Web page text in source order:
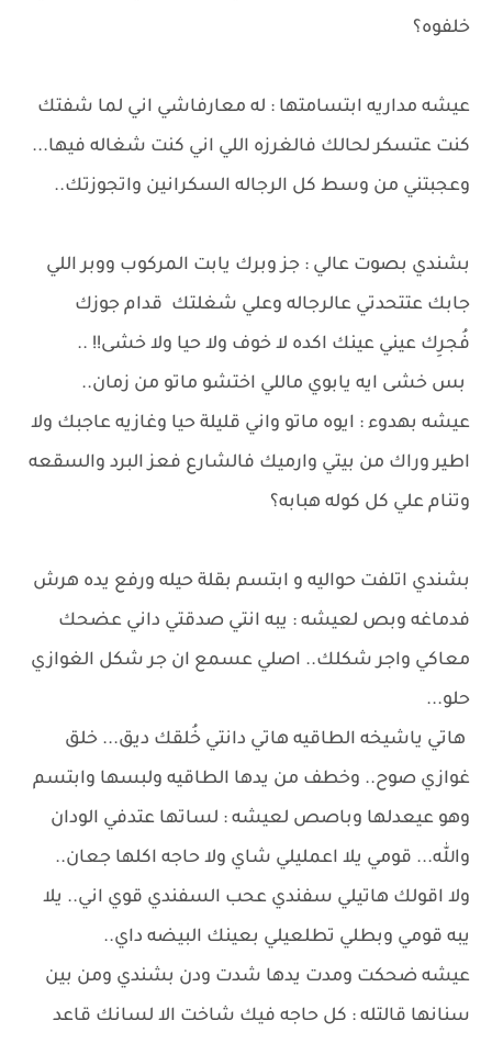
خلفوه؟
عيشه مداريه ابتسامتها : له معارفاشي اني لما شفتك
كنت عتسكر لحالك فالغرزه اللي اني كنت شغاله فيها...
وعجبتني من وسط كل الرجاله السكرانين واتجوزتك..
بشندي بصوت عالي : جز وبرك يابت المركوب ووبر اللي
جابك عتتحدتي عالرجاله وعلي شغلتك قدام جوزك
فُجرِك عيني عينك اكده لا خوف ولا حيا ولا خشى!! ..
بس خشى ايه يابوي ماللي اختشو ماتو من زمان..
عيشه بهدوء : ايوه ماتو واني قليلة حيا وغازيه عاجبك ولا
اطير وراك من بيتي وارميك فالشارع فعز البرد والسقعه
وتنام علي كل كوله هبابه؟
بشندي اتلفت حواليه و ابتسم بقلة حيله ورفع يده هرش
فدماغه وبص لعيشه : يبه انتي صدقتي داني عضحك
معاكي واجر شكلك.. اصلي عسمع ان جر شكل الغوازي
حلو...
هاتي ياشيخه الطاقيه هاتي دانتي خُلقك ديق... خلق
غوازي صوح.. وخطف من يدها الطاقيه ولبسها وابتسم
وهو عيعدلها وباصص لعيشه : لساتها عتدفي الودان
والله... قومي يلا اعمليلي شاي ولا حاجه اكلها جعان..
ولا اقولك هاتيلي سفندي عحب السفندي قوي اني.. يلا
يبه قومي وبطلي تطلعيلي بعينك البيضه داي..
عيشه ضحكت ومدت يدها شدت ودن بشندي ومن بين
سنانها قالتله : كل حاجه فيك شاخت الا لسانك قاعد